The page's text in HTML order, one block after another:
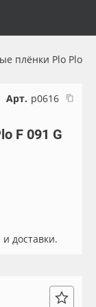
плёнки Plo Plo
Арт. р0616
F 091 G
и доставки.